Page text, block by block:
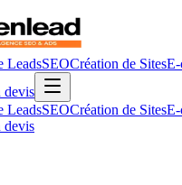
LeadsSEOCréation de SitesE-
devis
LeadsSEOCréation de SitesE-
devis